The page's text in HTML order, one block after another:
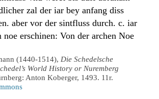
zal der iar bey anfang diss
aber vor der sintfluss durch. c. iar
noe erschinen: Von der archen Noe
(1440-1514), Die Schedelsche
World History or Nuremberg
Anton Koberger, 1493. 11r.